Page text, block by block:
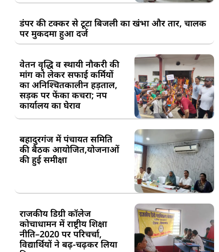
डंपर की टक्कर से टूटा बिजली का खंभा और तार, चालक
पर मुकदमा हुआ दर्ज
वेतन वृद्धि व स्थायी नौकरी की
मांग को लेकर सफाई कर्मियों
का अनिश्चितकालीन हड़ताल,
सड़क पर फेंका कचरा; नप
कार्यालय का घेराव
बहादुरगंज में पंचायत समिति
की बैठक आयोजित,योजनाओं
की हुई समीक्षा
राजकीय डिग्री कॉलेज
कोचाधामन में राष्ट्रीय शिक्षा
नीति–2020 पर परिचर्चा,
विद्यार्थियों ने बढ़-चढ़कर लिया